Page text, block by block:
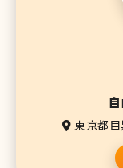
東京都